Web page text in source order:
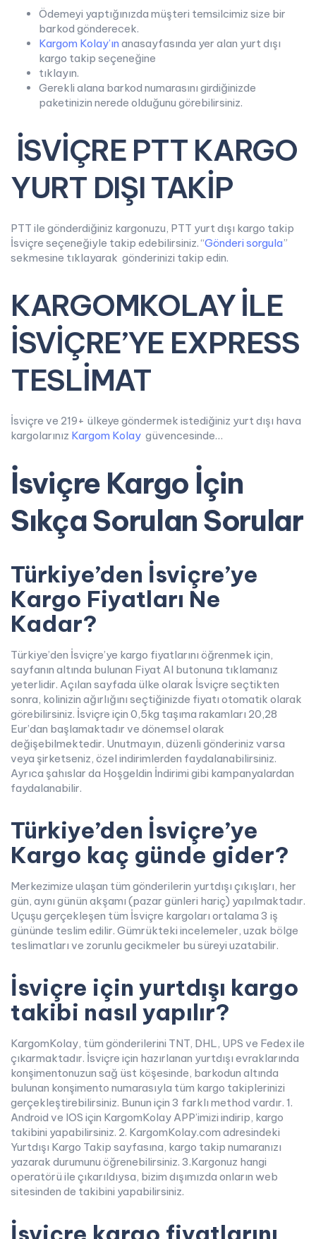
Ödemeyi yaptığınızda müşteri temsilcimiz size bir
barkod gönderecek.
Kargom Kolay’ın anasayfasında yer alan yurt dışı
kargo takip seçeneğine
tıklayın.
Gerekli alana barkod numarasını girdiğinizde
paketinizin nerede olduğunu görebilirsiniz.
İSVİÇRE PTT KARGO
YURT DIŞI TAKİP
PTT ile gönderdiğiniz kargonuzu, PTT yurt dışı kargo takip
İsviçre seçeneğiyle takip edebilirsiniz. “Gönderi sorgula”
sekmesine tıklayarak gönderinizi takip edin.
KARGOMKOLAY İLE
İSVİÇRE’YE EXPRESS
TESLİMAT
İsviçre ve 219+ ülkeye göndermek istediğiniz yurt dışı hava
kargolarınız Kargom Kolay güvencesinde…
İsviçre Kargo İçin
Sıkça Sorulan Sorular
Türkiye’den İsviçre’ye
Kargo Fiyatları Ne
Kadar?
Türkiye’den İsviçre’ye kargo fiyatlarını öğrenmek için,
sayfanın altında bulunan Fiyat Al butonuna tıklamanız
yeterlidir. Açılan sayfada ülke olarak İsviçre seçtikten
sonra, kolinizin ağırlığını seçtiğinizde fiyatı otomatik olarak
görebilirsiniz. İsviçre için 0,5kg taşıma rakamları 20,28
Eur’dan başlamaktadır ve dönemsel olarak
değişebilmektedir. Unutmayın, düzenli gönderiniz varsa
veya şirketseniz, özel indirimlerden faydalanabilirsiniz.
Ayrıca şahıslar da Hoşgeldin İndirimi gibi kampanyalardan
faydalanabilir.
Türkiye’den İsviçre’ye
Kargo kaç günde gider?
Merkezimize ulaşan tüm gönderilerin yurtdışı çıkışları, her
gün, aynı günün akşamı (pazar günleri hariç) yapılmaktadır.
Uçuşu gerçekleşen tüm İsviçre kargoları ortalama 3 iş
gününde teslim edilir. Gümrükteki incelemeler, uzak bölge
teslimatları ve zorunlu gecikmeler bu süreyi uzatabilir.
İsviçre için yurtdışı kargo
takibi nasıl yapılır?
KargomKolay, tüm gönderilerini TNT, DHL, UPS ve Fedex ile
çıkarmaktadır. İsviçre için hazırlanan yurtdışı evraklarında
konşimentonuzun sağ üst köşesinde, barkodun altında
bulunan konşimento numarasıyla tüm kargo takiplerinizi
gerçekleştirebilirsiniz. Bunun için 3 farklı method vardır. 1.
Android ve IOS için KargomKolay APP’imizi indirip, kargo
takibini yapabilirsiniz. 2. KargomKolay.com adresindeki
Yurtdışı Kargo Takip sayfasına, kargo takip numaranızı
yazarak durumunu öğrenebilirsiniz. 3.Kargonuz hangi
operatörü ile çıkarıldıysa, bizim dışımızda onların web
sitesinden de takibini yapabilirsiniz.